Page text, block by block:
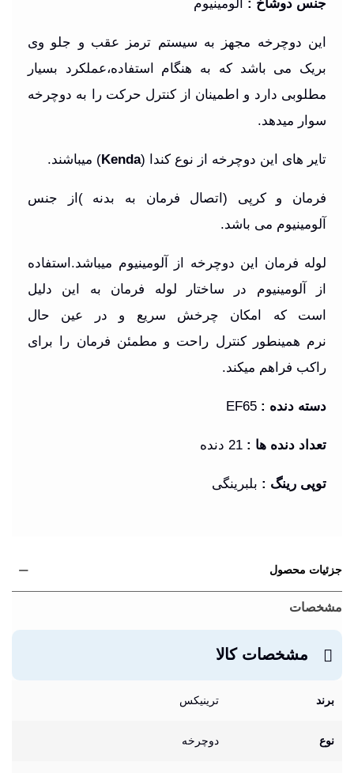
جنس دوشاخ : آلومینیوم
این دوچرخه مجهز به سیستم ترمز عقب و جلو وی
بریک می باشد که به هنگام استفاده،عملکرد بسیار
مطلوبی دارد و اطمینان از کنترل حرکت را به دوچرخه
سوار میدهد.
تایر های این دوچرخه از نوع کندا (Kenda) میباشند.
فرمان و کرپی (اتصال فرمان به بدنه )از جنس
آلومینیوم می باشد.
لوله فرمان این دوچرخه از آلومینیوم میباشد.استفاده
از آلومینیوم در ساختار لوله فرمان به این دلیل
است که امکان چرخش سریع و در عین حال
نرم همینطور کنترل راحت و مطمئن فرمان را برای
راکب فراهم میکند.
دسته دنده :
EF65
تعداد دنده ها : 21 دنده
توپی رینگ : بلبرینگی
جزئیات محصول
مشخصات
مشخصات کالا
برند ترینیکس
نوع دوچرخه